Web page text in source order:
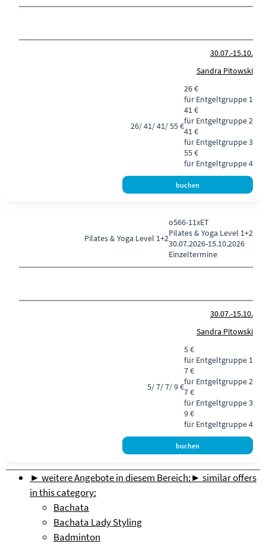
30.07.-15.10.
Sandra Pitowski
26/ 41/ 41/ 55 €
26 €
für Entgeltgruppe 1
41 €
für Entgeltgruppe 2
41 €
für Entgeltgruppe 3
55 €
für Entgeltgruppe 4
Pilates & Yoga Level 1+2
o566-11xET
Pilates & Yoga Level 1+2
30.07.2026-15.10.2026
Einzeltermine
30.07.-15.10.
Sandra Pitowski
5/ 7/ 7/ 9 €
5 €
für Entgeltgruppe 1
7 €
für Entgeltgruppe 2
7 €
für Entgeltgruppe 3
9 €
für Entgeltgruppe 4
► weitere Angebote in diesem Bereich:► similar offers
in this category:
Bachata
Bachata Lady Styling
Badminton